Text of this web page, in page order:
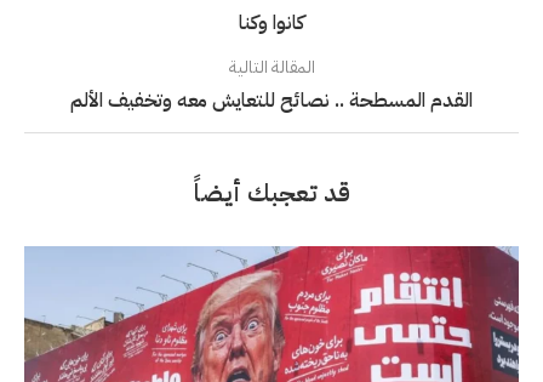
كانوا وكنا
المقالة التالية
القدم المسطحة .. نصائح للتعايش معه وتخفيف الألم
قد تعجبك أيضاً